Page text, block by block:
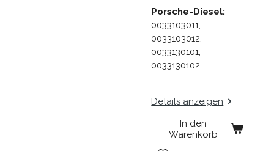
Porsche-Diesel:
0033103011,
0033103012,
0033130101,
0033130102
Details anzeigen
In den
Warenkorb